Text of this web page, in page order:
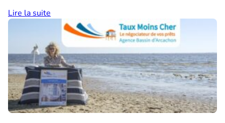
Lire la suite